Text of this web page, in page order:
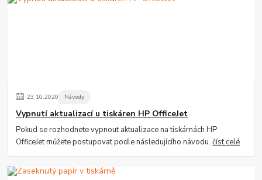
23.10.2020 Návody
Vypnutí aktualizací u tiskáren HP OfficeJet
Pokud se rozhodnete vypnout aktualizace na tiskárnách HP
OfficeJet můžete postupovat podle následujícího návodu.číst celé